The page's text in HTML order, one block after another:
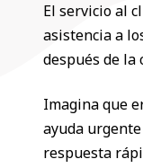
El servicio al
asistencia a
después de la
Imagina que
ayuda
respuesta